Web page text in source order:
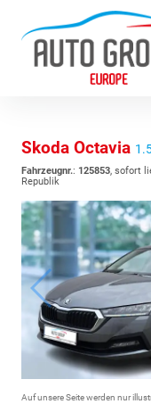
Skoda Octavia
Fahrzeugnr.: 125853, sofort
Republik
Auf unsere Seite werden nur